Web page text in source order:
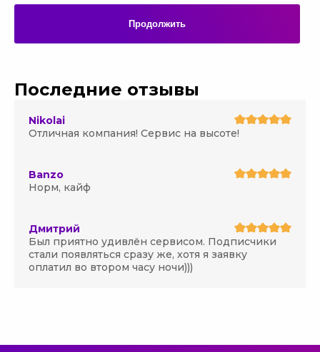
Продолжить
Последние отзывы
Nikolai
Отличная компания! Сервис на высоте!
Banzo
Норм, кайф
Дмитрий
Был приятно удивлён сервисом. Подписчики
стали появляться сразу же, хотя я заявку
оплатил во втором часу ночи)))